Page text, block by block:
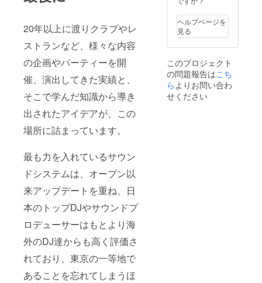
20年以上に渡りクラブやレ
ストランなど、様々な内容
の企画やパーティーを開
催、演出してきた実績と、
そこで学んだ知識から導き
出されたアイデアが、この
場所に詰まっています。
最も力を入れているサウン
ドシステムは、オープン以
来アップデートを重ね、日
本のトップDJやサウンドプ
ロデューサーはもとより海
外のDJ達からも高く評価さ
れており、東京の一等地で
あることを忘れてしまうほ
連の状
況が鎮
静化
し、営
の目処
が立ち
次第の
発送と
なりま
ヘルプページを
見る
このプロジェクト
の問題報告はこち
らよりお問い合わ
せください